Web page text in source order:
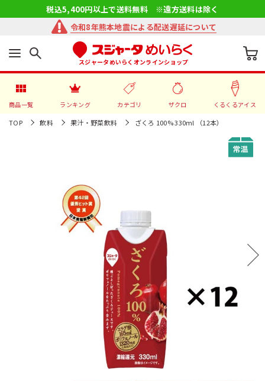
税込5,400円以上で送料無料 ※遠方送料は除く
令和8年熊本地震による配送遅延について
スジャータめいらくオンラインショップ
商品一覧 ランキング カテゴリ ザクロ くるくるアイス
TOP 飲料 果汁・野菜飲料 ざくろ 100% 330ml （12本）